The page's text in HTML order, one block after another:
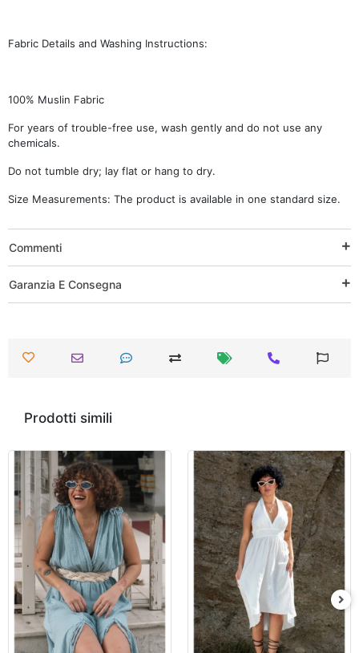
Fabric Details and Washing Instructions:
100% Muslin Fabric
For years of trouble-free use, wash gently and do not use any
chemicals.
Do not tumble dry; lay flat or hang to dry.
Size Measurements: The product is available in one standard size.
Commenti
Garanzia E Consegna
Prodotti simili